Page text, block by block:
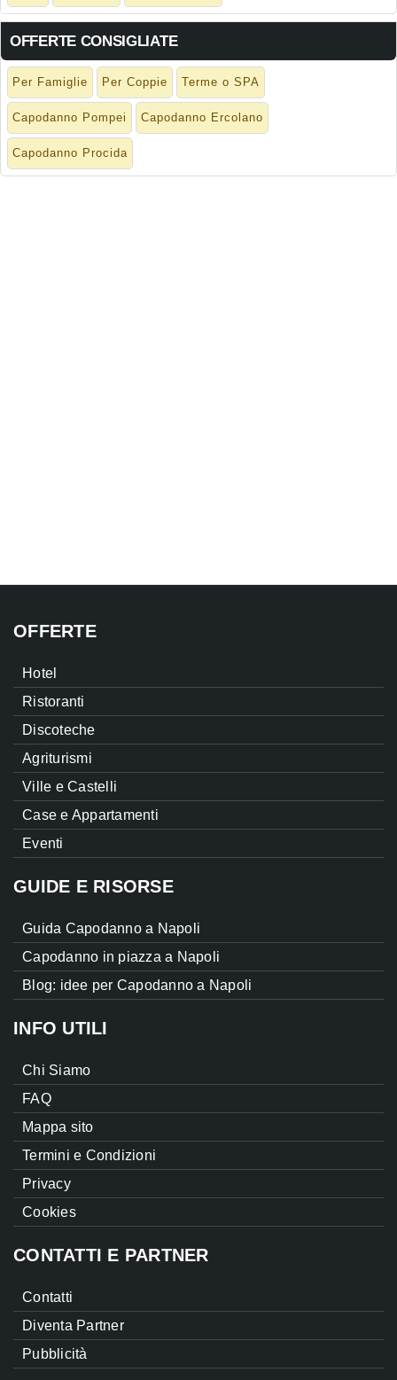
OFFERTE CONSIGLIATE
Per Famiglie Per Coppie Terme o SPA
Capodanno Pompei Capodanno Ercolano
Capodanno Procida
OFFERTE
Hotel
Ristoranti
Discoteche
Agriturismi
Ville e Castelli
Case e Appartamenti
Eventi
GUIDE E RISORSE
Guida Capodanno a Napoli
Capodanno in piazza a Napoli
Blog: idee per Capodanno a Napoli
INFO UTILI
Chi Siamo
FAQ
Mappa sito
Termini e Condizioni
Privacy
Cookies
CONTATTI E PARTNER
Contatti
Diventa Partner
Pubblicità